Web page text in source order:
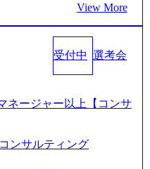
スケアな業界は広げてい
他社にはない制度 ワンプ
限られておりますので、
い可能性がございます ※
ではなく通常選考での
接(1次・最終を一度の面
す。 ● 一日で最終面接ま
View More
受付中 選考会
ネージャー以上【コンサ
ンサルティング